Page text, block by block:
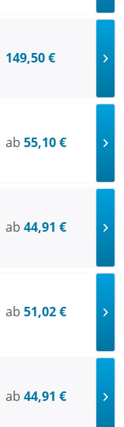
149,50 €
ab 55,10 €
ab 44,91 €
ab 51,02 €
ab 44,91 €